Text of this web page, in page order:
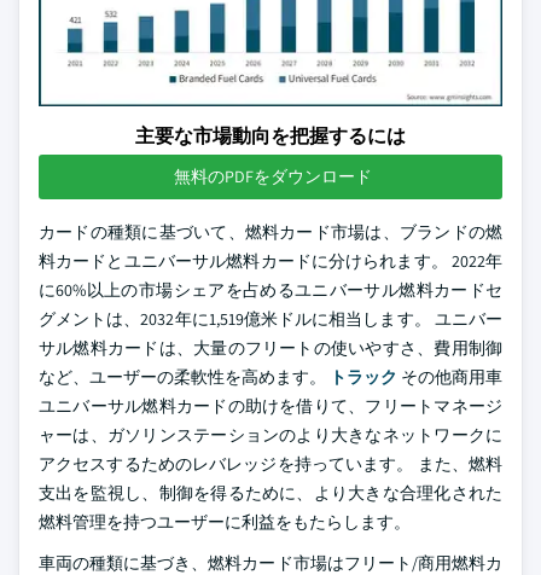
主要な市場動向を把握するには
無料のPDFをダウンロード
カードの種類に基づいて、燃料カード市場は、ブランドの燃
料カードとユニバーサル燃料カードに分けられます。 2022年
に60%以上の市場シェアを占めるユニバーサル燃料カードセ
グメントは、2032年に1,519億米ドルに相当します。 ユニバー
サル燃料カードは、大量のフリートの使いやすさ、費用制御
など、ユーザーの柔軟性を高めます。
トラック その他商用車
ユニバーサル燃料カードの助けを借りて、フリートマネージ
ャーは、ガソリンステーションのより大きなネットワークに
アクセスするためのレバレッジを持っています。 また、燃料
支出を監視し、制御を得るために、より大きな合理化された
燃料管理を持つユーザーに利益をもたらします。
車両の種類に基づき、燃料カード市場はフリート/商用燃料カ